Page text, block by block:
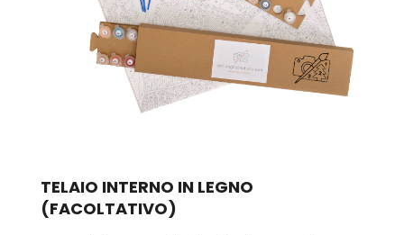
TELAIO INTERNO IN LEGNO
(FACOLTATIVO)